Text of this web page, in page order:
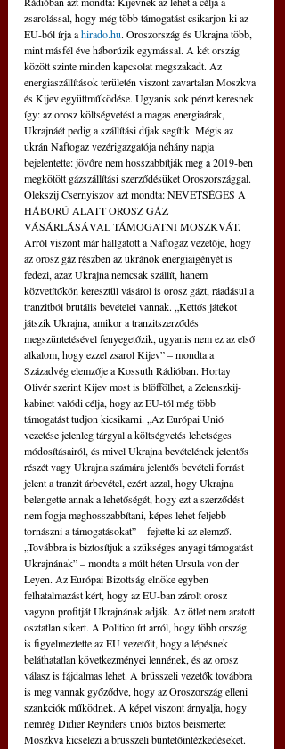
zsarolással, hogy még több támogatást csikarjon ki az
EU-ból írja a hirado.hu. Oroszország és Ukrajna több,
mint másfél éve háborúzik egymással. A két ország
között szinte minden kapcsolat megszakadt. Az
energiaszállítások területén viszont zavartalan Moszkva
és Kijev együttműködése. Ugyanis sok pénzt keresnek
így: az orosz költségvetést a magas energiaárak,
Ukrajnáét pedig a szállítási díjak segítik. Mégis az
ukrán Naftogaz vezérigazgatója néhány napja
bejelentette: jövőre nem hosszabbítják meg a 2019-ben
megkötött gázszállítási szerződésüket Oroszországgal.
Olekszij Csernyiszov azt mondta: NEVETSÉGES A
HÁBORÚ ALATT OROSZ GÁZ
VÁSÁRLÁSÁVAL TÁMOGATNI MOSZKVÁT.
Arról viszont már hallgatott a Naftogaz vezetője, hogy
az orosz gáz részben az ukránok energiaigényét is
fedezi, azaz Ukrajna nemcsak szállít, hanem
közvetítőkön keresztül vásárol is orosz gázt, ráadásul a
tranzitból brutális bevételei vannak. „Kettős játékot
játszik Ukrajna, amikor a tranzitszerződés
megszüntetésével fenyegetőzik, ugyanis nem ez az első
alkalom, hogy ezzel zsarol Kijev” – mondta a
Századvég elemzője a Kossuth Rádióban. Hortay
Olivér szerint Kijev most is blöffölhet, a Zelenszkij-
kabinet valódi célja, hogy az EU-tól még több
támogatást tudjon kicsikarni. „Az Európai Unió
vezetése jelenleg tárgyal a költségvetés lehetséges
módosításairól, és mivel Ukrajna bevételének jelentős
részét vagy Ukrajna számára jelentős bevételi forrást
jelent a tranzit árbevétel, ezért azzal, hogy Ukrajna
belengette annak a lehetőségét, hogy ezt a szerződést
nem fogja meghosszabbítani, képes lehet feljebb
tornászni a támogatásokat” – fejtette ki az elemző.
„Továbbra is biztosítjuk a szükséges anyagi támogatást
Ukrajnának” – mondta a múlt héten Ursula von der
Leyen. Az Európai Bizottság elnöke egyben
felhatalmazást kért, hogy az EU-ban zárolt orosz
vagyon profitját Ukrajnának adják. Az ötlet nem aratott
osztatlan sikert. A Politico írt arról, hogy több ország
is figyelmeztette az EU vezetőit, hogy a lépésnek
beláthatatlan következményei lennének, és az orosz
válasz is fájdalmas lehet. A brüsszeli vezetők továbbra
is meg vannak győződve, hogy az Oroszország elleni
szankciók működnek. A képet viszont árnyalja, hogy
nemrég Didier Reynders uniós biztos beismerte:
Moszkva kicselezi a brüsszeli büntetőintézkedéseket.